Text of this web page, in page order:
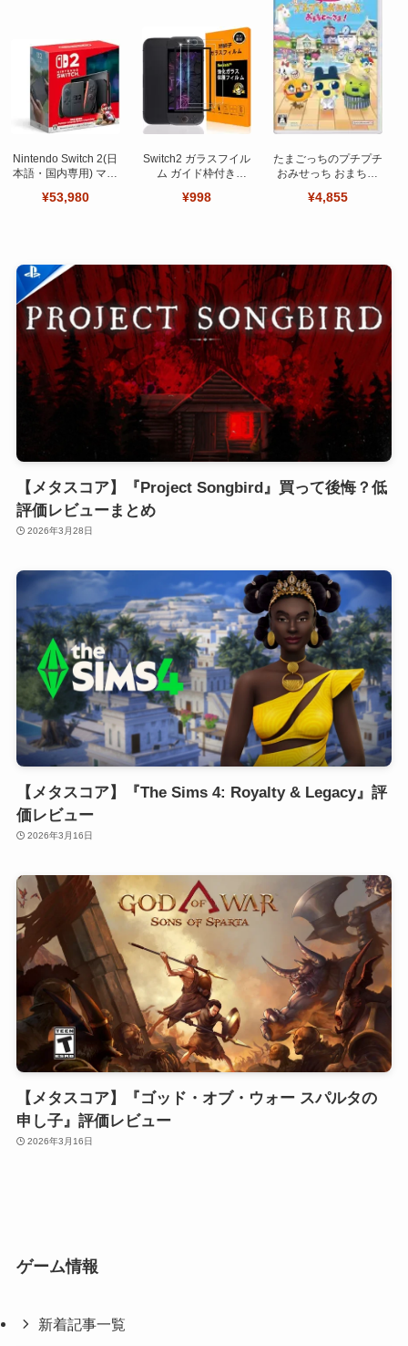
Nintendo Switch 2(日
本語・国内専用) マリ
ット
¥53,980
Switch2 ガラスフイル
ム ガイド枠付き
ット 日本旭硝子製-高
¥998
たまごっちのプチプチ
おみせっち おまちど
¥4,855
【メタスコア】『Project Songbird』買って後悔？低
評価レビューまとめ
2026年3月28日
【メタスコア】『The Sims 4: Royalty & Legacy』評
価レビュー
2026年3月16日
【メタスコア】『ゴッド・オブ・ウォー スパルタの
申し子』評価レビュー
2026年3月16日
ゲーム情報
新着記事一覧